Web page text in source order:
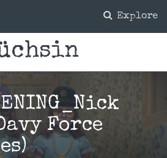
Explore
Force